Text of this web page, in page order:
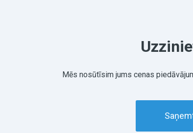
Mēs nosūtīsim jums cenas